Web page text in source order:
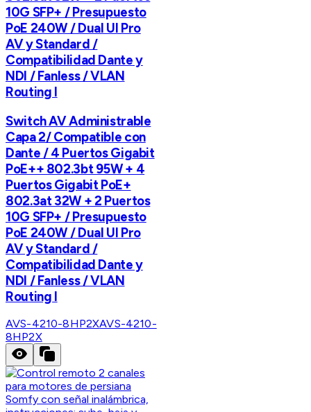
10G SFP+ / Presupuesto
PoE 240W / Dual UI Pro
AV y Standard /
Compatibilidad Dante y
NDI / Fanless / VLAN
Routing I
Switch AV Administrable
Capa 2/ Compatible con
Dante / 4 Puertos Gigabit
PoE++ 802.3bt 95W + 4
Puertos Gigabit PoE+
802.3at 32W + 2 Puertos
10G SFP+ / Presupuesto
PoE 240W / Dual UI Pro
AV y Standard /
Compatibilidad Dante y
NDI / Fanless / VLAN
Routing I
AVS-4210-8HP2XAVS-4210-
8HP2X